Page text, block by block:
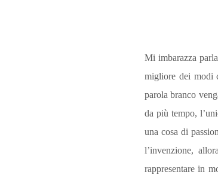
Mi imbarazza
migliore dei modi
parola branco
da più tempo,
una cosa di
l’invenzione,
rappresentare in